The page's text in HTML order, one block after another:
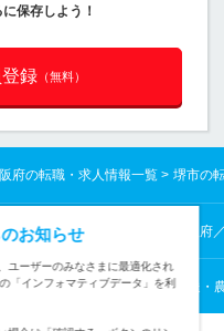
保存しよう！
録 （無料）
府の転職・求人情報一覧 堺市の
府の転職・求人情報一覧 大阪府
から探す 技能工・設備・配送・
お知らせ
ユーザーのみなさまに最適化され
「インフォマティブデータ」を利